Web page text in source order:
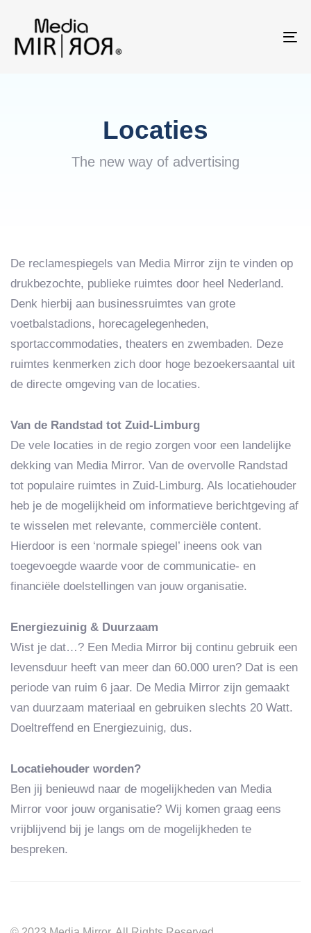
primary
Locaties
The new way of advertising
De reclamespiegels van Media Mirror zijn te vinden op
drukbezochte, publieke ruimtes door heel Nederland.
Denk hierbij aan businessruimtes van grote
voetbalstadions, horecagelegenheden,
sportaccommodaties, theaters en zwembaden. Deze
ruimtes kenmerken zich door hoge bezoekersaantal uit
de directe omgeving van de locaties.
Van de Randstad tot Zuid-Limburg
De vele locaties in de regio zorgen voor een landelijke
dekking van Media Mirror. Van de overvolle Randstad
tot populaire ruimtes in Zuid-Limburg. Als locatiehouder
heb je de mogelijkheid om informatieve berichtgeving af
te wisselen met relevante, commerciële content.
Hierdoor is een ‘normale spiegel’ ineens ook van
toegevoegde waarde voor de communicatie- en
financiële doelstellingen van jouw organisatie.
Energiezuinig & Duurzaam
Wist je dat…? Een Media Mirror bij continu gebruik een
levensduur heeft van meer dan 60.000 uren? Dat is een
periode van ruim 6 jaar. De Media Mirror zijn gemaakt
van duurzaam materiaal en gebruiken slechts 20 Watt.
Doeltreffend en Energiezuinig, dus.
Locatiehouder worden?
Ben jij benieuwd naar de mogelijkheden van Media
Mirror voor jouw organisatie? Wij komen graag eens
vrijblijvend bij je langs om de mogelijkheden te
bespreken.